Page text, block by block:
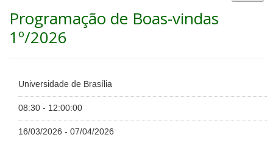
Programação de Boas-vindas
1º/2026
Universidade de Brasília
08:30 - 12:00:00
16/03/2026 - 07/04/2026